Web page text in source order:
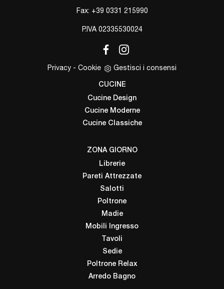
Fax: +39 0331 215990
P.IVA 02335530024
Privacy - Cookie Gestisci i consensi
CUCINE
Cucine Design
Cucine Moderne
Cucine Classiche
ZONA GIORNO
Librerie
Pareti Attrezzate
Salotti
Poltrone
Madie
Mobili Ingresso
Tavoli
Sedie
Poltrone Relax
Arredo Bagno